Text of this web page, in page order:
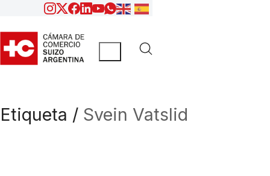
Etiqueta / Svein Vatslid